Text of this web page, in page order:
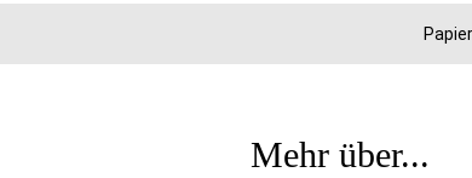
Mehr über...